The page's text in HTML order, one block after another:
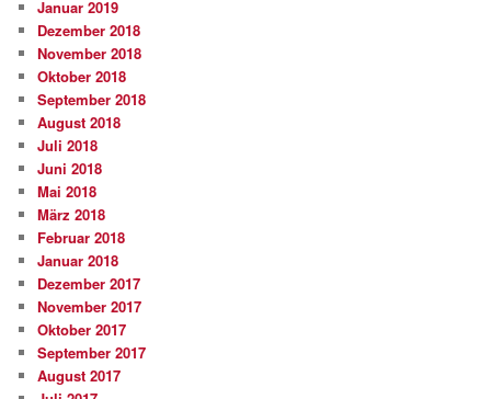
Januar 2019
Dezember 2018
November 2018
Oktober 2018
September 2018
August 2018
Juli 2018
Juni 2018
Mai 2018
März 2018
Februar 2018
Januar 2018
Dezember 2017
November 2017
Oktober 2017
September 2017
August 2017